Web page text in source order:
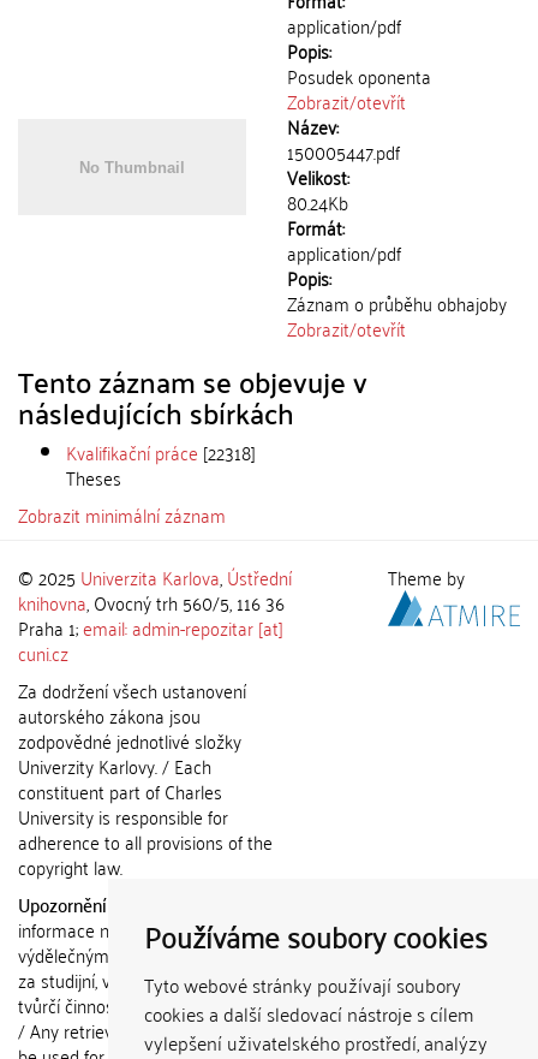
Používáme soubory cookies
Tyto webové stránky používají soubory
cookies a další sledovací nástroje s cílem
vylepšení uživatelského prostředí, analýzy
application/pdf
Popis:
Posudek oponenta
Zobrazit/otevřít
Název:
150005447.pdf
Velikost:
80.24Kb
Formát:
application/pdf
Popis:
Záznam o průběhu obhajoby
Zobrazit/otevřít
Tento záznam se objevuje v
následujících sbírkách
Kvalifikační práce [22318]
Theses
Zobrazit minimální záznam
© 2025 Univerzita Karlova,Ústřední
knihovna, Ovocný trh 560/5, 116 36
Praha 1;email: admin-repozitar [at]
cuni.cz
Za dodržení všech ustanovení
autorského zákona jsou
zodpovědné jednotlivé složky
Univerzity Karlovy. / Each
constituent part of Charles
University is responsible for
adherence to all provisions of the
copyright law.
Upozornění / Notice:
informace nemohou být použity k
výdělečným účelům nebo vydávány
za studijní, vědeckou nebo jinou
tvůrčí činnost jiné osoby než autora.
/ Any retrieved information shall not
Theme by